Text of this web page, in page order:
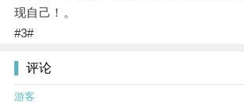
现自己！。
#3#
评论
游客